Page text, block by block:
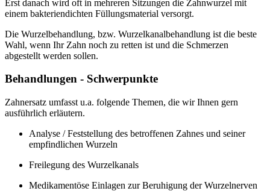
Erst danach wird oft in mehreren Sitzungen die Zahnwurzel mit
einem bakteriendichten Füllungsmaterial versorgt.
Die Wurzelbehandlung, bzw. Wurzelkanalbehandlung ist die beste
Wahl, wenn Ihr Zahn noch zu retten ist und die Schmerzen
abgestellt werden sollen.
Behandlungen - Schwerpunkte
Zahnersatz umfasst u.a. folgende Themen, die wir Ihnen gern
ausführlich erläutern.
Analyse / Feststellung des betroffenen Zahnes und seiner
empfindlichen Wurzeln
Freilegung des Wurzelkanals
Medikamentöse Einlagen zur Beruhigung der Wurzelnerven